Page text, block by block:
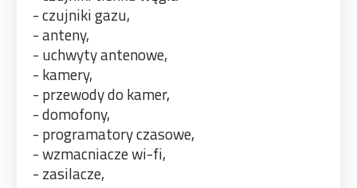
- czujniki gazu,
- anteny,
- uchwyty antenowe,
- kamery,
- przewody do kamer,
- domofony,
- programatory czasowe,
- wzmacniacze wi-fi,
- zasilacze,